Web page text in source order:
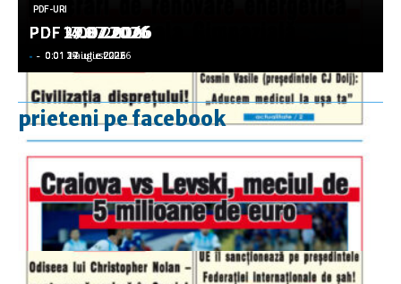
PDF-URI
PDF 3.08.2026
- - 0:01 3 august 2026
PDF-URI
PDF 29.07.2026
- - 0:01 29 iulie 2026
PDF-URI
PDF 27.07.2026
- - 0:01 27 iulie 2026
PDF-URI
PDF 17.07.2026
- - 0:01 17 iulie 2026
PDF-URI
PDF 14.07.2026
- - 0:01 14 iulie 2026
prieteni pe facebook